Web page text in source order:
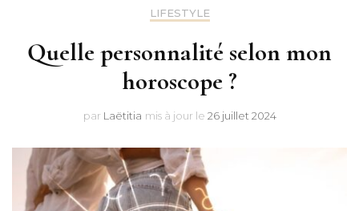
LIFESTYLE
Quelle personnalité selon mon
horoscope ?
par Laëtitia mis à jour le 26 juillet 2024